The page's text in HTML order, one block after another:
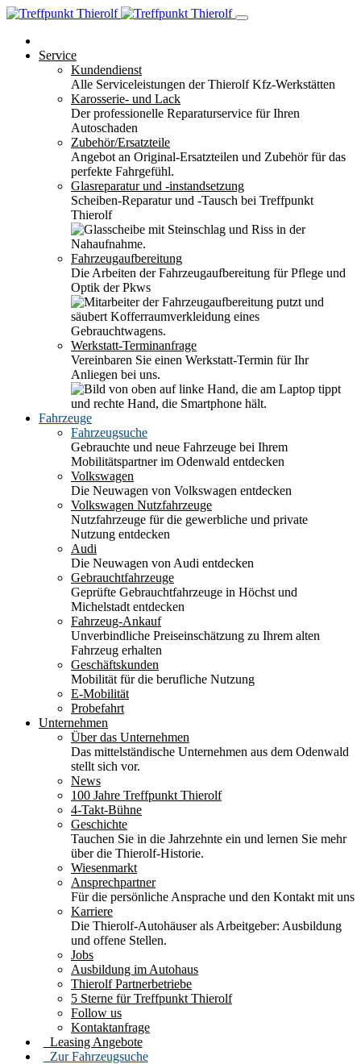
Service
Kundendienst
Alle Serviceleistungen der Thierolf Kfz-Werkstätten
Karosserie- und Lack
Der professionelle Reparaturservice für Ihren
Autoschaden
Zubehör/Ersatzteile
Angebot an Original-Ersatzteilen und Zubehör für das
perfekte Fahrgefühl.
Glasreparatur und -instandsetzung
Scheiben-Reparatur und -Tausch bei Treffpunkt
Thierolf
Fahrzeugaufbereitung
Die Arbeiten der Fahrzeugaufbereitung für Pflege und
Optik der Pkws
Werkstatt-Terminanfrage
Vereinbaren Sie einen Werkstatt-Termin für Ihr
Anliegen bei uns.
Fahrzeuge
Fahrzeugsuche
Gebrauchte und neue Fahrzeuge bei Ihrem
Mobilitätspartner im Odenwald entdecken
Volkswagen
Die Neuwagen von Volkswagen entdecken
Volkswagen Nutzfahrzeuge
Nutzfahrzeuge für die gewerbliche und private
Nutzung entdecken
Audi
Die Neuwagen von Audi entdecken
Gebrauchtfahrzeuge
Geprüfte Gebrauchtfahrzeuge in Höchst und
Michelstadt entdecken
Fahrzeug-Ankauf
Unverbindliche Preiseinschätzung zu Ihrem alten
Fahrzeug erhalten
Geschäftskunden
Mobilität für die berufliche Nutzung
E-Mobilität
Probefahrt
Unternehmen
Über das Unternehmen
Das mittelständische Unternehmen aus dem Odenwald
stellt sich vor.
News
100 Jahre Treffpunkt Thierolf
4-Takt-Bühne
Geschichte
Tauchen Sie in die Jahrzehnte ein und lernen Sie mehr
über die Thierolf-Historie.
Wiesenmarkt
Ansprechpartner
Für die persönliche Ansprache und den Kontakt mit uns
Karriere
Die Thierolf-Autohäuser als Arbeitgeber: Ausbildung
und offene Stellen.
Jobs
Ausbildung im Autohaus
Thierolf Partnerbetriebe
5 Sterne für Treffpunkt Thierolf
Follow us
Kontaktanfrage
Leasing Angebote
Zur Fahrzeugsuche